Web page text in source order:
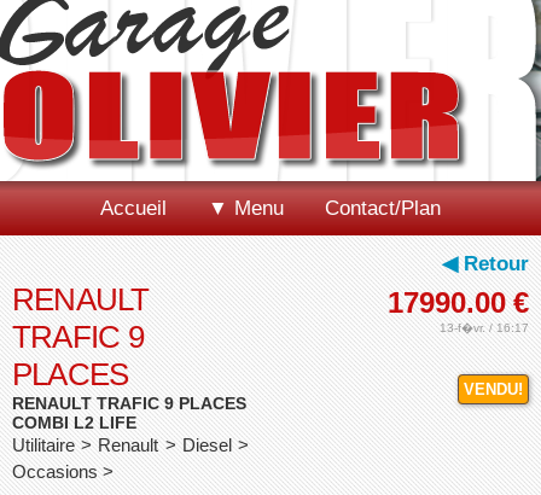
Accueil ▼ Menu Contact/Plan
◀ Retour
17990.00 €
13-f�vr. / 16:17
VENDU!
RENAULT
TRAFIC 9
PLACES
RENAULT TRAFIC 9 PLACES
COMBI L2 LIFE
Utilitaire > Renault > Diesel >
Occasions >